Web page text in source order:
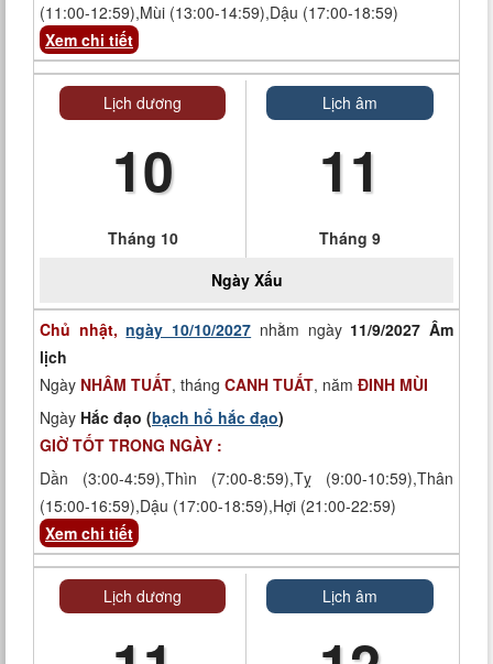
(11:00-12:59),Mùi (13:00-14:59),Dậu (17:00-18:59)
Xem chi tiết
Lịch dương
10
Tháng 10
Lịch âm
11
Tháng 9
Ngày Xấu
Chủ nhật,ngày 10/10/2027 nhằm ngày 11/9/2027 Âm
lịch
Ngày NHÂM TUẤT, tháng CANH TUẤT, năm ĐINH MÙI
Ngày Hắc đạo (bạch hổ hắc đạo)
GIỜ TỐT TRONG NGÀY :
Dần (3:00-4:59),Thìn (7:00-8:59),Tỵ (9:00-10:59),Thân
(15:00-16:59),Dậu (17:00-18:59),Hợi (21:00-22:59)
Xem chi tiết
Lịch dương Lịch âm